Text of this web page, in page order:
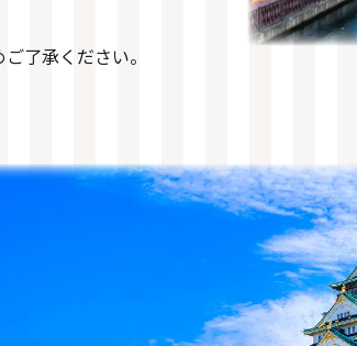
了承ください。